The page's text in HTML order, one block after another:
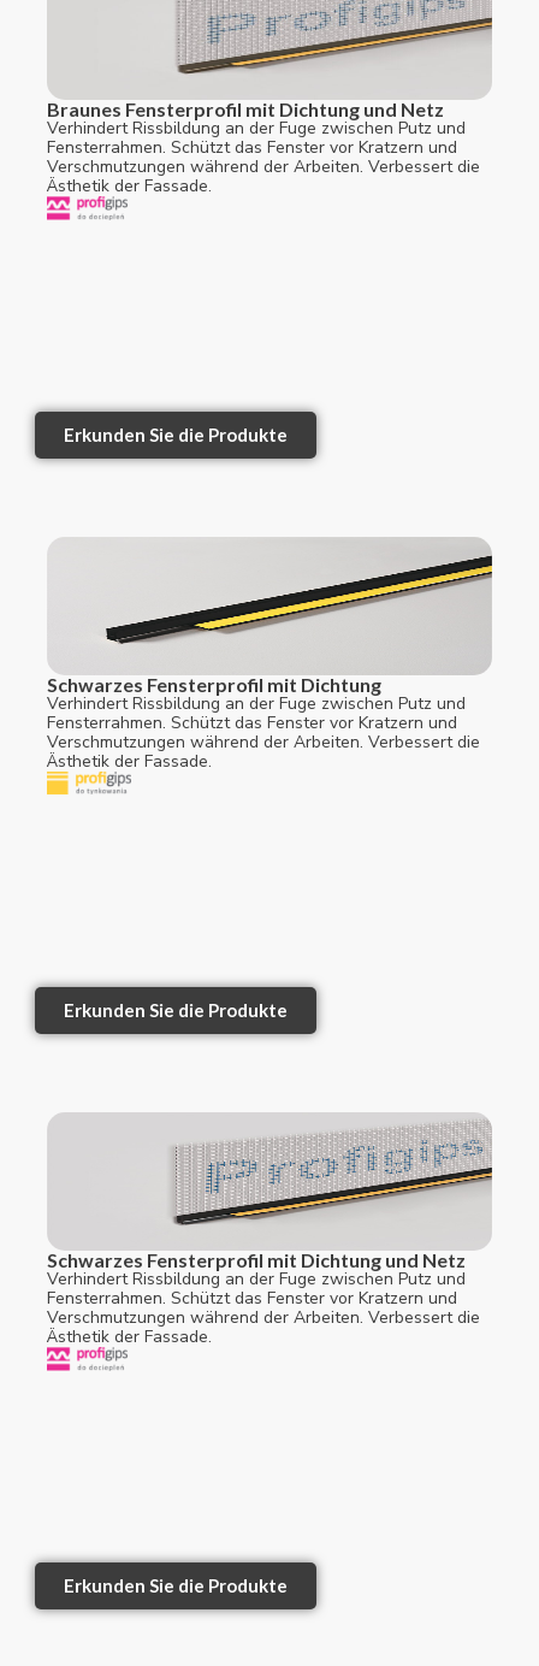
Braunes Fensterprofil mit Dichtung und Netz
Verhindert Rissbildung an der Fuge zwischen Putz und
Fensterrahmen. Schützt das Fenster vor Kratzern und
Verschmutzungen während der Arbeiten. Verbessert die
Ästhetik der Fassade.
Erkunden Sie die Produkte
Schwarzes Fensterprofil mit Dichtung
Verhindert Rissbildung an der Fuge zwischen Putz und
Fensterrahmen. Schützt das Fenster vor Kratzern und
Verschmutzungen während der Arbeiten. Verbessert die
Ästhetik der Fassade.
Erkunden Sie die Produkte
Schwarzes Fensterprofil mit Dichtung und Netz
Verhindert Rissbildung an der Fuge zwischen Putz und
Fensterrahmen. Schützt das Fenster vor Kratzern und
Verschmutzungen während der Arbeiten. Verbessert die
Ästhetik der Fassade.
Erkunden Sie die Produkte